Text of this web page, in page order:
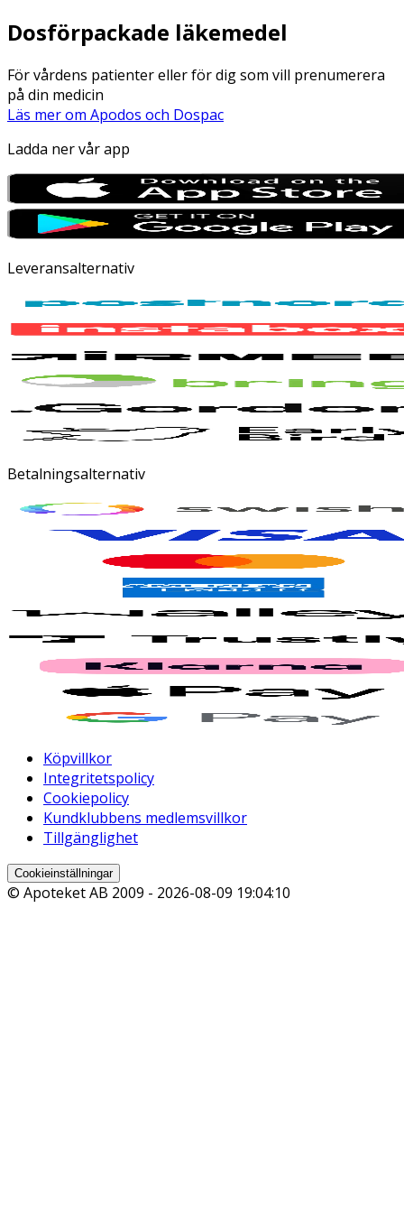
Dosförpackade läkemedel
För vårdens patienter eller för dig som vill prenumerera
på din medicin
Läs mer om Apodos och Dospac
Ladda ner vår app
Leveransalternativ
Betalningsalternativ
Köpvillkor
Integritetspolicy
Cookiepolicy
Kundklubbens medlemsvillkor
Tillgänglighet
Cookieinställningar
© Apoteket AB 2009 - 2026-08-09 19:04:10